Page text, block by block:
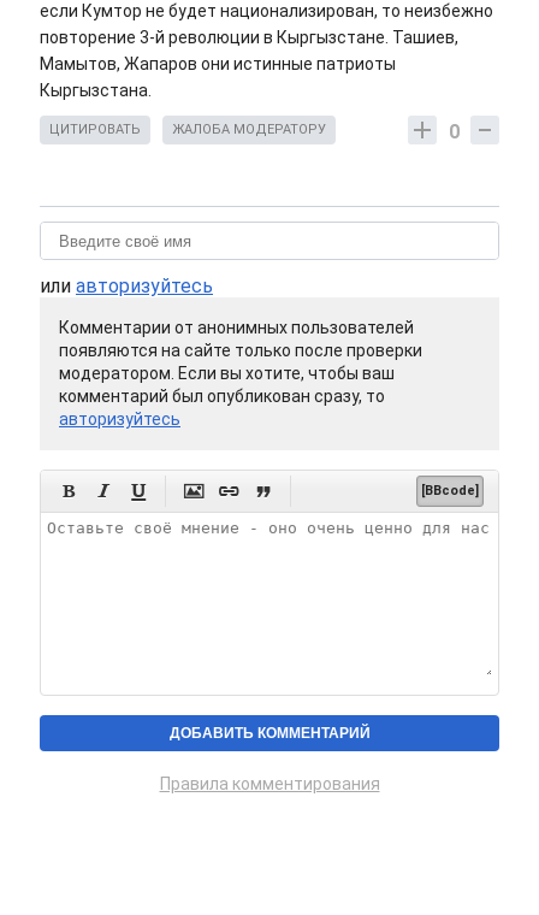
если Кумтор не будет национализирован, то неизбежно
повторение 3-й революции в Кыргызстане. Ташиев,
Мамытов, Жапаров они истинные патриоты
Кыргызстана.
0
ЦИТИРОВАТЬ ЖАЛОБА МОДЕРАТОРУ
или авторизуйтесь
Комментарии от анонимных пользователей
появляются на сайте только после проверки
модератором. Если вы хотите, чтобы ваш
комментарий был опубликован сразу, то
авторизуйтесь
      [BBcode]
Правила комментирования